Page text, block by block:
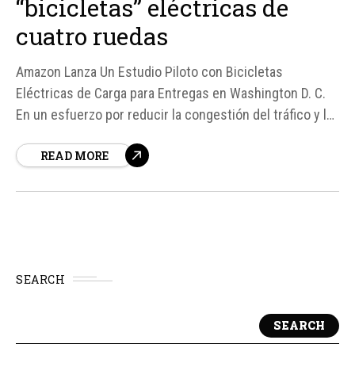
“bicicletas” eléctricas de
cuatro ruedas
Amazon Lanza Un Estudio Piloto con Bicicletas
Eléctricas de Carga para Entregas en Washington D. C.
En un esfuerzo por reducir la congestión del tráfico y la
ha lanzado un estudio piloto en colaboración con el
READ MORE
SEARCH
SEARCH